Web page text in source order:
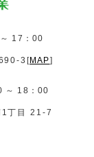
17：00
[MAP]
～ 18：00
1丁目 21-7